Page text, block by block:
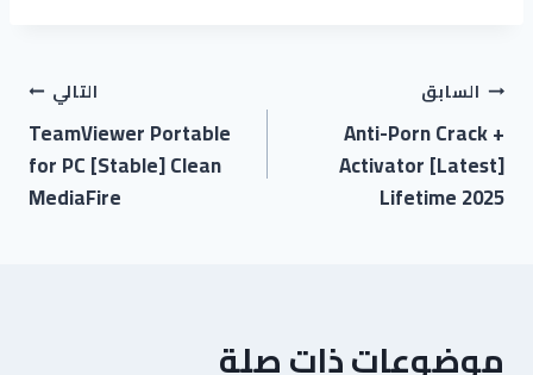
تصفّح
المقالات
السابق
Anti-Porn Crack +
Activator [Latest]
Lifetime 2025
التالي
TeamViewer Portable
for PC [Stable] Clean
MediaFire
موضوعات ذات صلة